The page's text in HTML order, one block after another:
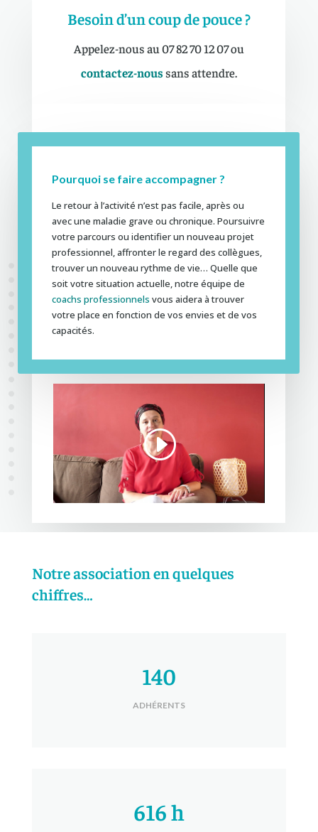
Besoin d’un coup de pouce ?
Appelez-nous au 07 82 70 12 07 ou
contactez-noussans attendre.
Pourquoi se faire accompagner ?
Le retour à l’activité n’est pas facile, après ou
avec une maladie grave ou chronique. Poursuivre
votre parcours ou identifier un nouveau projet
professionnel, affronter le regard des collègues,
trouver un nouveau rythme de vie… Quelle que
soit votre situation actuelle, notre équipe de
coachs professionnels vous aidera à trouver
votre place en fonction de vos envies et de vos
capacités.
Notre association en quelques
chiffres…
140
ADHÉRENTS
616 h